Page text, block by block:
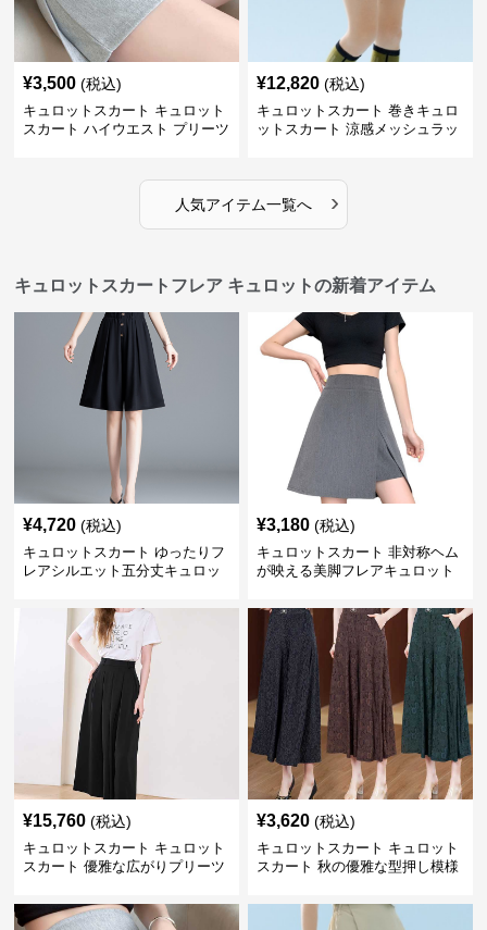
¥3,500 (税込)
キュロットスカート キュロット
スカート ハイウエスト プリーツ
¥12,820 (税込)
キュロットスカート 巻きキュロ
ットスカート 涼感メッシュラッ
人気アイテム一覧へ ›
キュロットスカートフレア キュロットの新着アイテム
¥4,720 (税込)
キュロットスカート ゆったりフ
レアシルエット五分丈キュロッ
¥3,180 (税込)
キュロットスカート 非対称ヘム
が映える美脚フレアキュロット
¥15,760 (税込)
キュロットスカート キュロット
スカート 優雅な広がりプリーツ
¥3,620 (税込)
キュロットスカート キュロット
スカート 秋の優雅な型押し模様